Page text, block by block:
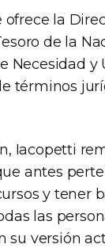
la
de la
Necesidad y
términos
Iacopetti
antes
y tener
las
su versión